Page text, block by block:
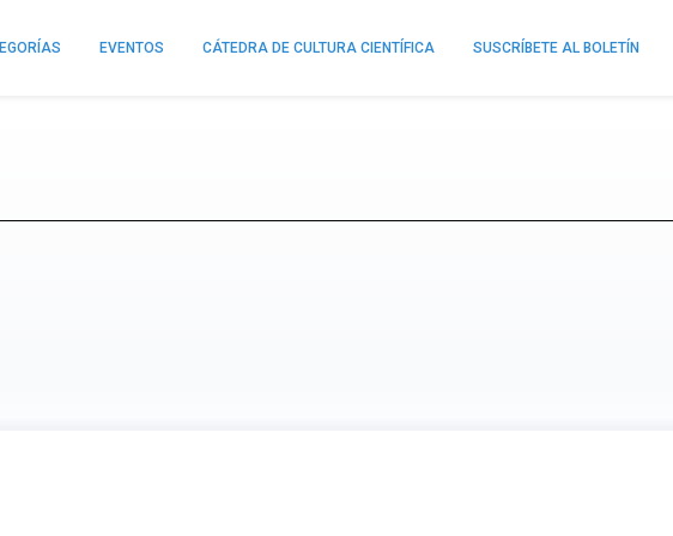
EVENTOS CÁTEDRA DE CULTURA CIENTÍFICA SUSCRÍBETE AL BOLETÍN